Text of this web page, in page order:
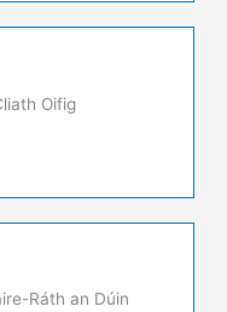
Oifig
Ráth an Dúin